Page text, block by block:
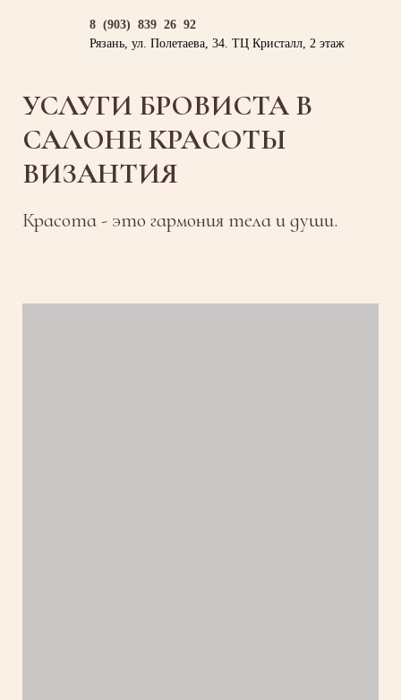
8 (903) 839 26 92
Рязань, ул. Полетаева, 34. ТЦ Кристалл, 2 этаж
УСЛУГИ БРОВИСТА В
САЛОНЕ КРАСОТЫ
ВИЗАНТИЯ
Красота - это гармония тела и души.